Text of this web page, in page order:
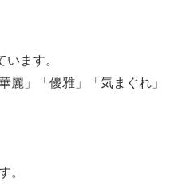
ます。
麗」「優雅」「気まぐれ」
。